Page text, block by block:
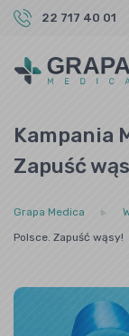
22 717 40 01
Kampania
Zapuść
Grapa Medica
Polsce. Zapuść wąsy!